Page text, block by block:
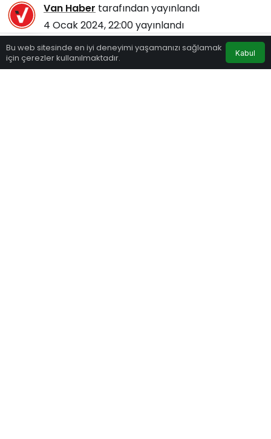
Van Haber tarafından yayınlandı
4 Ocak 2024, 22:00yayınlandı
379
Bu web sitesinde en iyi deneyimi yaşamanızı sağlamak
için çerezler kullanılmaktadır.
Kabul
Anasayfa Eczaneler Hava Durumu